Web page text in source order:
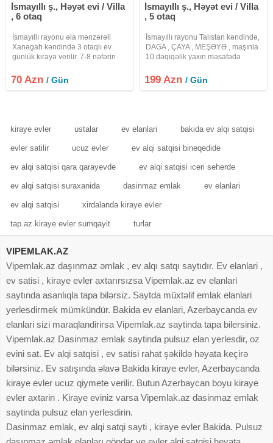
İsmayıllı ş., Həyət evi / Villa
, 6 otaq
İsmayıllı rayonu əla mənzərəli
Xanəgah kəndində 3 otaqlı ev
günlük kirayə verilir. 7-8 nəfərin
Evdə internet, tv, mətbəxdə lazımlı
qab-qacaq və rahat istirahət üçün
70 Azn/ Gün
İsmayıllı ş., Həyət evi / Villa
, 5 otaq
İsmayıllı rayonu Talıstan kəndində,
DAGA , ÇAYA , MEŞƏYƏ , maşınla
10 dəqiqəlik yaxın məsafədə
təmirli VİLLA İsitmə sistemi isti pol
kombi Hər mərtəbədə Kondisaner
199 Azn/ Gün
kiraye evler ustalar ev elanlari bakida ev alqi satqisi
evler satilir ucuz evler ev alqi satqisi bineqedide
ev alqi satqisi qara qarayevde ev alqi satqisi iceri seherde
ev alqi satqisi suraxanida dasinmaz emlak ev elanlari
ev alqi satqisi xirdalanda kiraye evler
tap.az kiraye evler sumqayit turlar
VIPEMLAK.AZ
Vipemlak.az daşınmaz əmlak , ev alqı satqı saytıdır. Ev elanlari ,
ev satisi , kiraye evler axtarırsızsa Vipemlak.az ev elanlari
saytında asanlıqla tapa bilərsiz. Saytda müxtəlif emlak elanlari
yerlesdirmek mümkündür. Bakida ev elanlari, Azerbaycanda ev
elanlari sizi maraqlandirirsa Vipemlak.az saytinda tapa bilersiniz.
Vipemlak.az Dasinmaz emlak saytinda pulsuz elan yerlesdir, oz
evini sat. Ev alqi satqisi , ev satisi rahat şəkildə həyata keçirə
bilərsiniz. Ev satışında əlavə Bakida kiraye evler, Azerbaycanda
kiraye evler ucuz qiymete verilir. Butun Azerbaycan boyu kiraye
evler axtarin . Kiraye eviniz varsa Vipemlak.az dasinmaz emlak
saytinda pulsuz elan yerlesdirin.
Dasinmaz emlak, ev alqi satqi sayti , kiraye evler Bakida. Pulsuz